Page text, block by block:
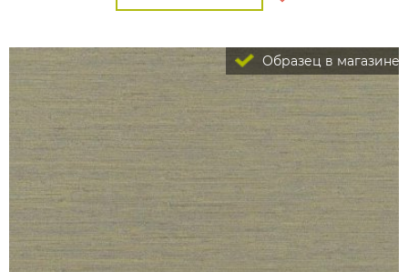
Образец в магазине